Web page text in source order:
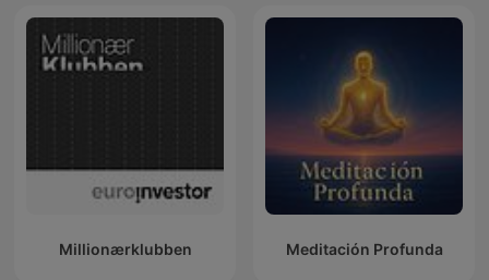
Millionærklubben Meditación Profunda